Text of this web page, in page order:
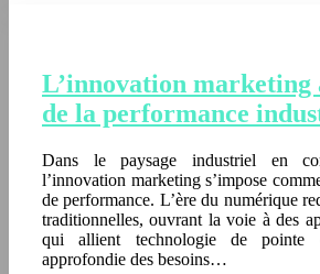
L’innovation marketing
de la performance
Dans le paysage industriel en
l’innovation marketing s’impose
de performance. L’ère du numérique
traditionnelles, ouvrant la voie à des
qui allient technologie de pointe
approfondie des besoins…